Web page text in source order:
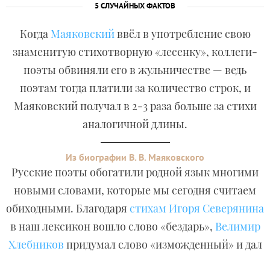
5 СЛУЧАЙНЫХ ФАКТОВ
Когда Маяковскийввёл в употребление свою
знаменитую стихотворную «лесенку», коллеги-
поэты обвиняли его в жульничестве — ведь
поэтам тогда платили за количество строк, и
Маяковский получал в 2-3 раза больше за стихи
аналогичной длины.
Из биографии В. В. Маяковского
Русские поэты обогатили родной язык многими
новыми словами, которые мы сегодня считаем
обиходными. Благодаря стихам Игоря Северянина
в наш лексикон вошло слово «бездарь», Велимир
Хлебников придумал слово «изможденный» и дал